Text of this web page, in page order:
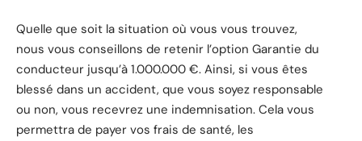
Quelle que soit la situation où vous vous trouvez,
nous vous conseillons de retenir l’option Garantie du
conducteur jusqu’à 1.000.000 €. Ainsi, si vous êtes
blessé dans un accident, que vous soyez responsable
ou non, vous recevrez une indemnisation. Cela vous
permettra de payer vos frais de santé, les